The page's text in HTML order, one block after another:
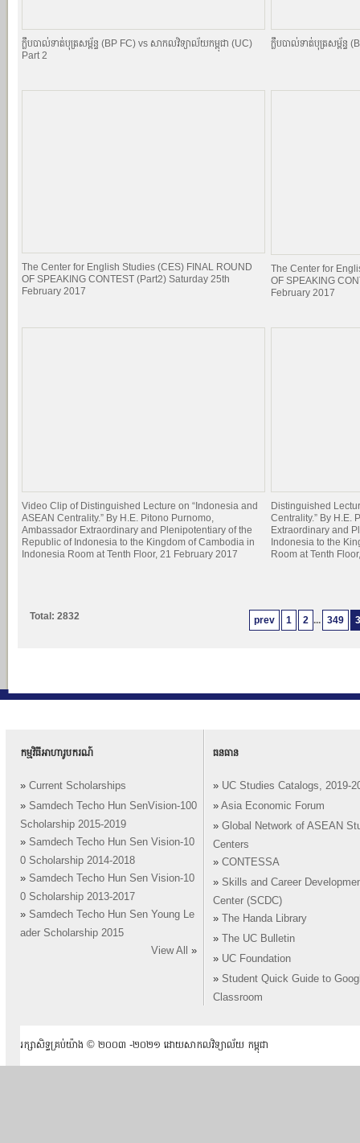
ក្លឹបបាល់ទាត់បុត្រសម្ព័​ន្ធ (BP FC) vs សាកលវិទ្យាល័យកម្ពុជា (UC)
Part 2
ក្លឹបបាល់ទាត់បុត្រសម្ព័​ន្ធ
The Center for English Studies (CES) FINAL ROUND
OF SPEAKING CONTEST (Part2) Saturday 25th
February 2017
The Center for
OF SPEAKING
February 2017
Video Clip of Distinguished Lecture on “Indonesia and
ASEAN Centrality.” By H.E. Pitono Purnomo,
Ambassador Extraordinary and Plenipotentiary of the
Republic of Indonesia to the Kingdom of Cambodia in
Indonesia Room at Tenth Floor, 21 February 2017
Distinguished
Centrality.” By H.E.
Extraordinary and
Indonesia to the
Room at Tenth
prev 1 2 ... 349
Total: 2832
កម្មវិធីអាហារូបករណ៍
» Current Scholarships
» Samdech Techo Hun SenVision-100
Scholarship 2015-2019
» Samdech Techo Hun Sen Vision-10
0 Scholarship 2014-2018
» Samdech Techo Hun Sen Vision-10
0 Scholarship 2013-2017
» Samdech Techo Hun Sen Young Le
ader Scholarship 2015
View All
»
ធនធាន
» UC Studies Catalogs, 2019-
» Asia Economic Forum
» Global Network of ASEAN
Centers
» CONTESSA
» Skills and Career
Center (SCDC)
»
The Handa Library
»
The UC Bulletin
» UC Foundation
» Student Quick Guide to
Classroom
រក្សាសិទ្ធគ្រប់យ៉ាង ​© ២០០៣ -២០២១ ដោយសាកលវិទ្យាល័យ កម្ពុជា